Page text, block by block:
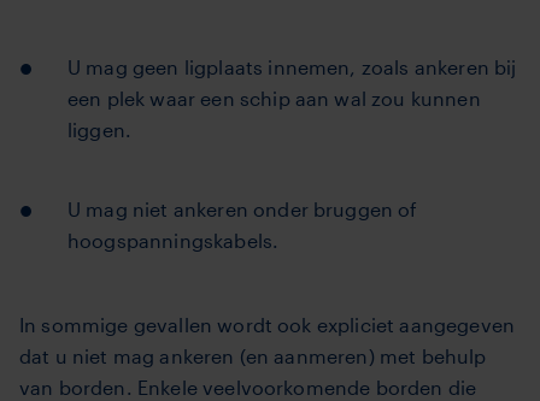
U mag geen ligplaats innemen, zoals ankeren bij
een plek waar een schip aan wal zou kunnen
liggen.
U mag niet ankeren onder bruggen of
hoogspanningskabels.
In sommige gevallen wordt ook expliciet aangegeven
dat u niet mag ankeren (en aanmeren) met behulp
van borden. Enkele veelvoorkomende borden die